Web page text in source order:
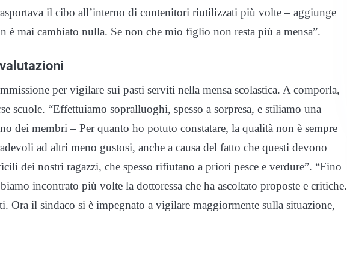
il cibo all’interno di contenitori riutilizzati più volte – aggiunge
è mai cambiato nulla. Se non che mio figlio non resta più a mensa”.
per vigilare sui pasti serviti nella mensa scolastica. A comporla,
scuole. “Effettuiamo sopralluoghi, spesso a sorpresa, e stiliamo una
dei membri – Per quanto ho potuto constatare, la qualità non è sempre
ad altri meno gustosi, anche a causa del fatto che questi devono
dei nostri ragazzi, che spesso rifiutano a priori pesce e verdure”. “Fino
incontrato più volte la dottoressa che ha ascoltato proposte e critiche.
Ora il sindaco si è impegnato a vigilare maggiormente sulla situazione,